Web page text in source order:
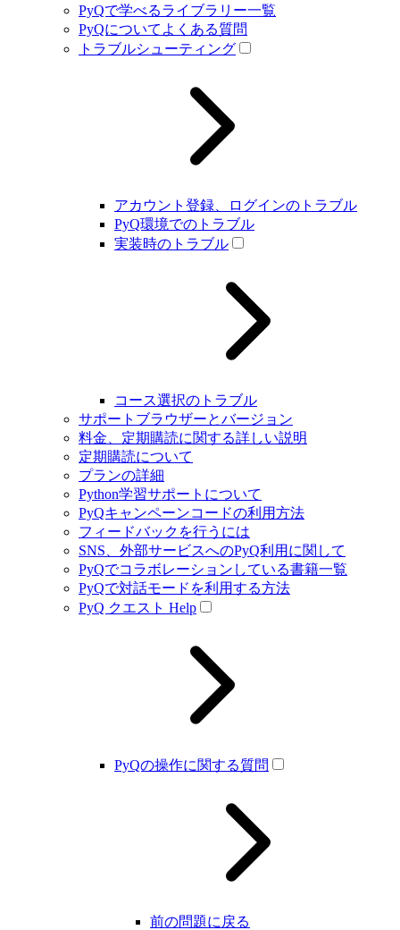
PyQで学べるライブラリー一覧
PyQについてよくある質問
トラブルシューティング
アカウント登録、ログインのトラブル
PyQ環境でのトラブル
実装時のトラブル
コース選択のトラブル
サポートブラウザーとバージョン
料金、定期購読に関する詳しい説明
定期購読について
プランの詳細
Python学習サポートについて
PyQキャンペーンコードの利用方法
フィードバックを行うには
SNS、外部サービスへのPyQ利用に関して
PyQでコラボレーションしている書籍一覧
PyQで対話モードを利用する方法
PyQ クエスト Help
PyQの操作に関する質問
前の問題に戻る